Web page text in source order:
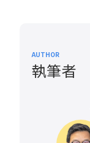
AUTHOR
執筆者